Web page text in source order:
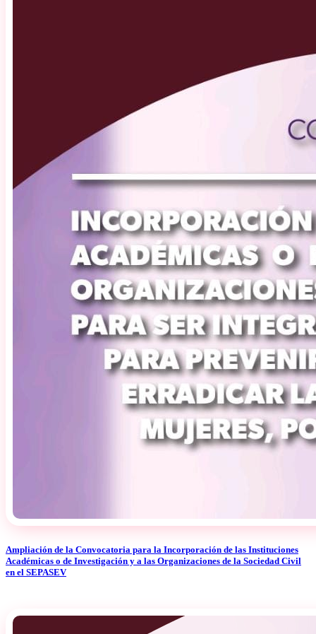
Ampliación de la Convocatoria para la Incorporación de las Instituciones
Académicas o de Investigación y a las Organizaciones de la Sociedad Civil
en el SEPASEV